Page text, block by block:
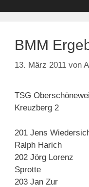
BMM
13. März 2011 von
TSG
Kreuzberg 2
201 Jens
Ralph Harich
202 Jörg
Sprotte
203 Jan